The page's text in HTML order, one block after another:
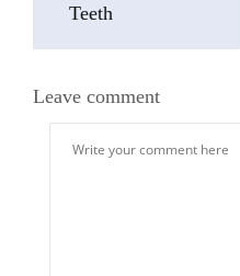
Teeth
Leave comment